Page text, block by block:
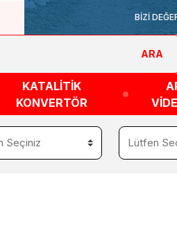
BİZİ
ARA
KATALİTİK
KONVERTÖR